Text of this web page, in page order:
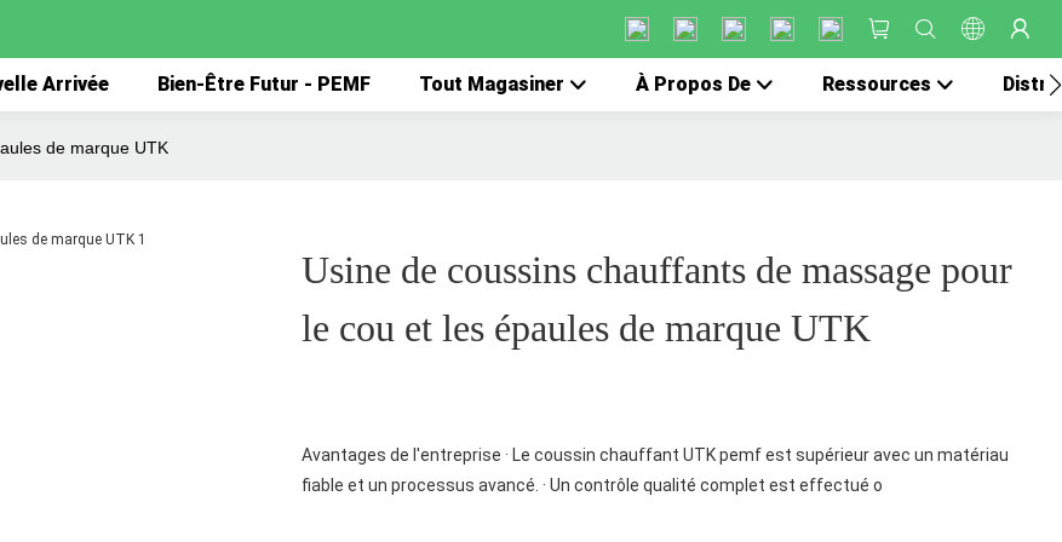
Arrivée Bien-Être Futur - PEMF Tout Magasiner À Propos De Ressources
de marque UTK
Usine de coussins chauffants de massage pour
le cou et les épaules de marque UTK
Avantages de l'entreprise · Le coussin chauffant UTK pemf est supérieur avec un matériau
fiable et un processus avancé. · Un contrôle qualité complet est effectué o